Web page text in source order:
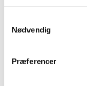
Nødvendig
Præferencer
Produktbeskrivelse